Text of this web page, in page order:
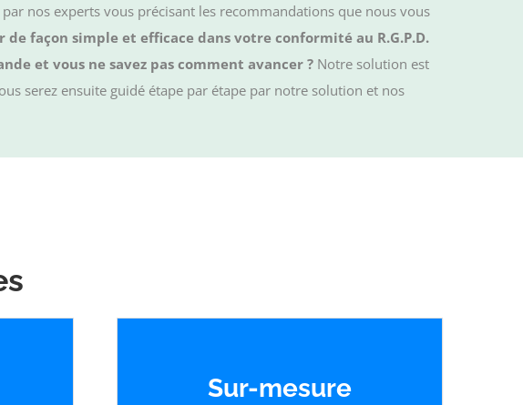
nos experts vous précisant les recommandations que nous vous
de façon simple et efficace dans votre conformité au R.G.P.D.
et vous ne savez pas comment avancer ? Notre solution est
serez ensuite guidé étape par étape par notre solution et nos
Sur-mesure